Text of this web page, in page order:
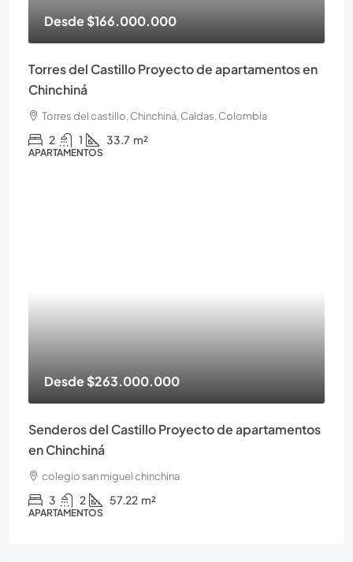
Desde$166.000.000
Torres del Castillo Proyecto de apartamentos en
Chinchiná
Torres del castillo, Chinchiná, Caldas, Colombia
2 1 33.7 m²
APARTAMENTOS
Desde$263.000.000
Senderos del Castillo Proyecto de apartamentos
en Chinchiná
colegio san miguel chinchina
3 2 57.22 m²
APARTAMENTOS